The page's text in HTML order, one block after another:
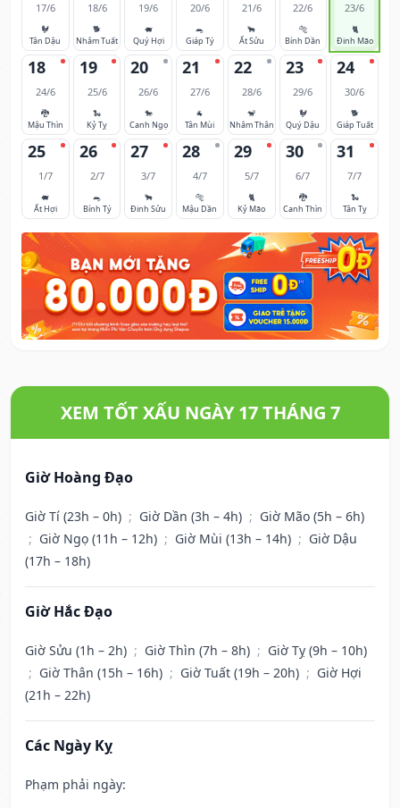
17/6
🐓
Tân Dậu
18/6
🐕
Nhâm Tuất
19/6
🐖
Quý Hợi
20/6
🐀
Giáp Tý
21/6
🐂
Ất Sửu
22/6
🐅
Bính Dần
23/6
🐈
Đinh Mão
18
24/6
🐉
Mậu Thìn
19
25/6
🐍
Kỷ Tỵ
20
26/6
🐎
Canh Ngọ
21
27/6
🐐
Tân Mùi
22
28/6
🐒
Nhâm Thân
23
29/6
🐓
Quý Dậu
24
30/6
🐕
Giáp Tuất
25
1/7
🐖
Ất Hợi
26
2/7
🐀
Bính Tý
27
3/7
🐂
Đinh Sửu
28
4/7
🐅
Mậu Dần
29
5/7
🐈
Kỷ Mão
30
6/7
🐉
Canh Thìn
31
7/7
🐍
Tân Tỵ
XEM TỐT XẤU NGÀY 17 THÁNG 7
Giờ Hoàng Đạo
Giờ Tí (23h – 0h) ; Giờ Dần (3h – 4h) ; Giờ Mão (5h – 6h)
; Giờ Ngọ (11h – 12h) ; Giờ Mùi (13h – 14h) ; Giờ Dậu
(17h – 18h)
Giờ Hắc Đạo
Giờ Sửu (1h – 2h) ; Giờ Thìn (7h – 8h) ; Giờ Tỵ (9h – 10h)
; Giờ Thân (15h – 16h) ; Giờ Tuất (19h – 20h) ; Giờ Hợi
(21h – 22h)
Các Ngày Kỵ
Phạm phải ngày: